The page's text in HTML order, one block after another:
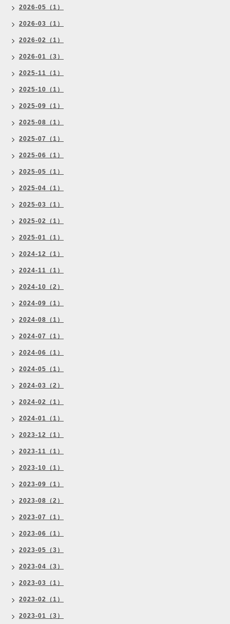
2026-05（1）
2026-03（1）
2026-02（1）
2026-01（3）
2025-11（1）
2025-10（1）
2025-09（1）
2025-08（1）
2025-07（1）
2025-06（1）
2025-05（1）
2025-04（1）
2025-03（1）
2025-02（1）
2025-01（1）
2024-12（1）
2024-11（1）
2024-10（2）
2024-09（1）
2024-08（1）
2024-07（1）
2024-06（1）
2024-05（1）
2024-03（2）
2024-02（1）
2024-01（1）
2023-12（1）
2023-11（1）
2023-10（1）
2023-09（1）
2023-08（2）
2023-07（1）
2023-06（1）
2023-05（3）
2023-04（3）
2023-03（1）
2023-02（1）
2023-01（3）